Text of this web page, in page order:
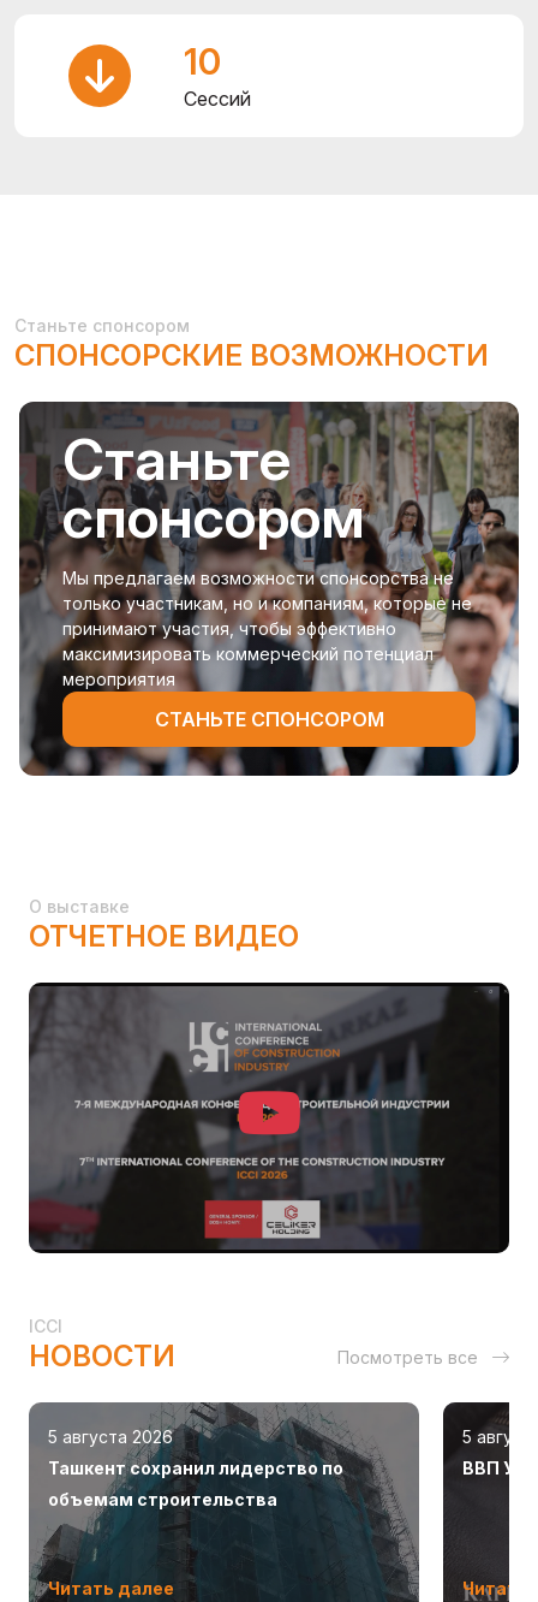
10
Сессий
Станьте спонсором
СПОНСОРСКИЕ ВОЗМОЖНОСТИ
Станьте
спонсором
Мы предлагаем возможности спонсорства не
только участникам, но и компаниям, которые не
принимают участия, чтобы эффективно
максимизировать коммерческий потенциал
мероприятия
СТАНЬТЕ СПОНСОРОМ
О выставке
ОТЧЕТНОЕ ВИДЕО
ICCI
НОВОСТИ Посмотреть все
5 августа 2026
Ташкент сохранил лидерство по
объемам строительства
Читать далее
5
ВВП
Читать